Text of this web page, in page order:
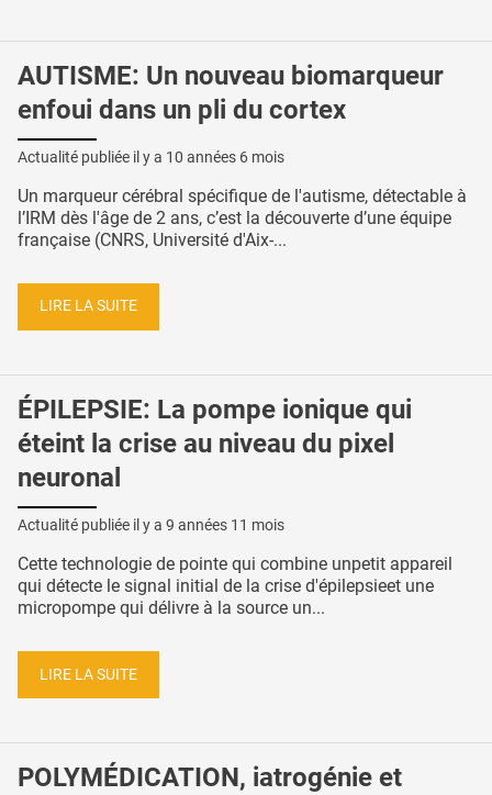
AUTISME: Un nouveau biomarqueur
enfoui dans un pli du cortex
Actualité publiée il y a 10 années 6 mois
Un marqueur cérébral spécifique de l'autisme, détectable à
l’IRM dès l'âge de 2 ans, c’est la découverte d’une équipe
française (CNRS, Université d'Aix-...
LIRE LA SUITE
ÉPILEPSIE: La pompe ionique qui
éteint la crise au niveau du pixel
neuronal
Actualité publiée il y a 9 années 11 mois
Cette technologie de pointe qui combine unpetit appareil
qui détecte le signal initial de la crise d'épilepsieet une
micropompe qui délivre à la source un...
LIRE LA SUITE
POLYMÉDICATION, iatrogénie et